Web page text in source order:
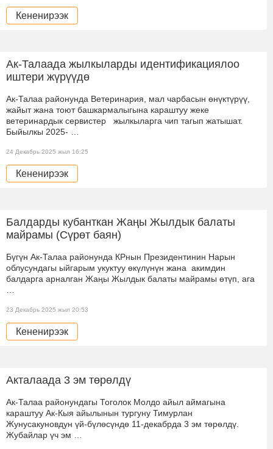
Кененирээк
Ак-Талаада жылкыларды идентификациялоо
иштери жүрүүдө
Ак-Талаа районунда Ветеринария, мал чарбасын өнүктүрүү,
жайыт жана тоют башкармалыгына караштуу жеке
ветеринардык сервистер жылкыларга чип тагып жатышат.
Быйылкы 2025- …
24 Декабрь 2025 жыл 16:25
Кененирээк
Балдарды кубанткан Жаңы Жылдык балаты
майрамы (Сүрөт баян)
Бүгүн Ак-Талаа районунда КРнын Президентинин Нарын
облусундагы ыйгарым укуктуу өкүлүнүн жана акимдин
балдарга арналган Жаңы Жылдык балаты майрамы өтүп, ага
23 Декабрь 2025 жыл 20:53
Кененирээк
Акталаада 3 эм төрөлдү
Ак-Талаа районундагы Тоголок Молдо айыл аймагына
караштуу Ак-Кыя айылынын тургуну Тимурлан
Жунусакуновдун үй-бүлөсүндө 11-декабрда 3 эм төрөлдү.
Жубайлар үч эм …